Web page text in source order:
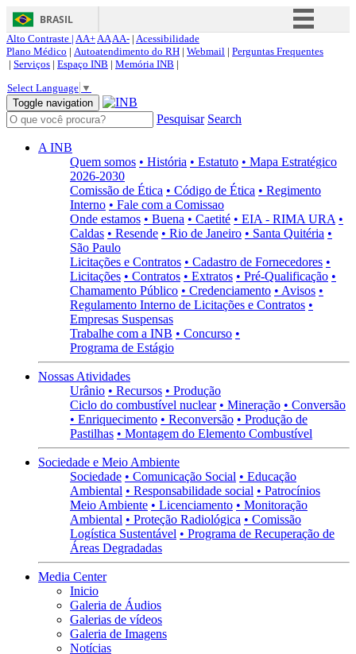
BRASIL
Simplifique!
Acesso à informação
Canais
Alto Contraste | AA+AAAA- | Acessibilidade
Plano Médico | Autoatendimento do RH | Webmail | Perguntas Frequentes
| Serviços | Espaço INB | Memória INB |
Select Language ▼
Toggle navigation
Pesquisar Search
A INB
Quem somos • História • Estatuto • Mapa Estratégico
2026-2030
Comissão de Ética • Código de Ética • Regimento
Interno • Fale com a Comissao
Onde estamos • Buena • Caetité • EIA - RIMA URA •
Caldas • Resende • Rio de Janeiro • Santa Quitéria •
São Paulo
Licitações e Contratos • Cadastro de Fornecedores •
Licitações • Contratos • Extratos • Pré-Qualificação •
Chamamento Público • Credenciamento • Avisos •
Regulamento Interno de Licitações e Contratos •
Empresas Suspensas
Trabalhe com a INB • Concurso •
Programa de Estágio
Nossas Atividades
Urânio • Recursos • Produção
Ciclo do combustível nuclear • Mineração • Conversão
• Enriquecimento • Reconversão • Produção de
Pastilhas • Montagem do Elemento Combustível
Sociedade e Meio Ambiente
Sociedade • Comunicação Social • Educação
Ambiental • Responsabilidade social • Patrocínios
Meio Ambiente • Licenciamento • Monitoração
Ambiental • Proteção Radiológica • Comissão
Logística Sustentável • Programa de Recuperação de
Áreas Degradadas
Media Center
Inicio
Galeria de Áudios
Galerias de vídeos
Galeria de Imagens
Notícias